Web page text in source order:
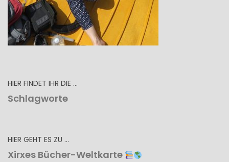
HIER FINDET IHR DIE …
Schlagworte
HIER GEHT ES ZU …
Xirxes Bücher-Weltkarte